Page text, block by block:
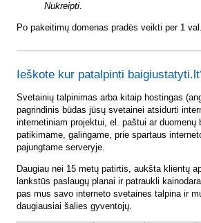
Nukreipti.
Po pakeitimų domenas pradės veikti per 1 val.
Ieškote kur patalpinti
Svetainių talpinimas arba kitaip hostingas
pagrindinis būdas jūsų svetainei atsidurti
internetiniam projektui, el. paštui ar duomenų
patikimame, galingame, prie spartaus
pajungtame serveryje.
Daugiau nei 15 metų patirtis, aukšta klientų
lankstūs paslaugų planai ir patraukli
pas mus savo interneto svetaines talpina ir
daugiausiai šalies gyventojų.